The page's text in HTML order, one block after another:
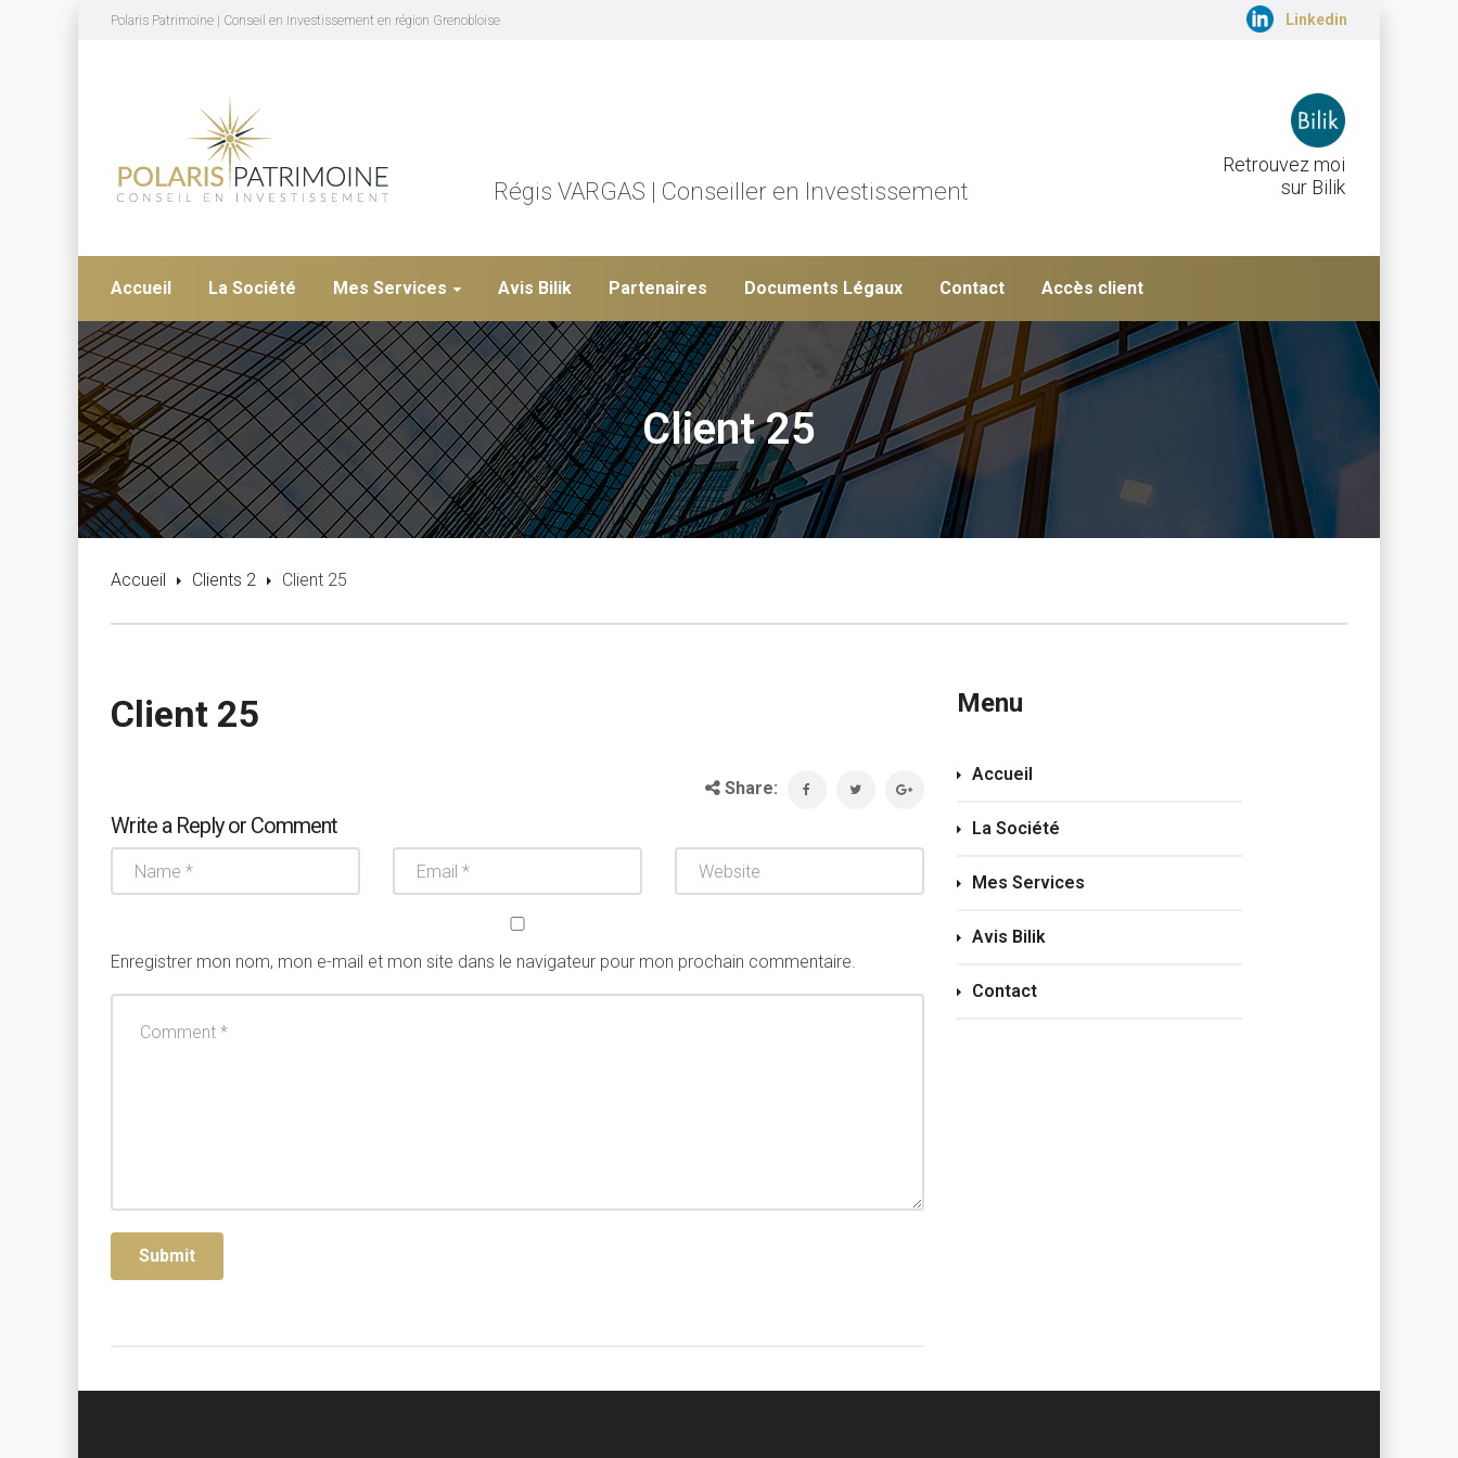
Polaris Patrimoine | Conseil en Investissement en région Grenobloise Linkedin
Régis VARGAS | Conseiller en Investissement
Retrouvez moi
sur Bilik
Accueil La Société Mes Services Avis Bilik Partenaires Documents Légaux Contact Accès client
Client 25
Accueil Clients 2 Client 25
Client 25
Share:
Write a Reply or Comment
Enregistrer mon nom, mon e-mail et mon site dans le navigateur pour mon prochain commentaire.
Menu
Accueil
La Société
Mes Services
Avis Bilik
Contact